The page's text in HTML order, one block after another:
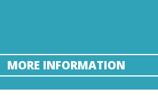
MORE INFORMATION